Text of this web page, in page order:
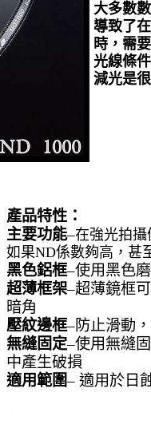
大多數
導致了
時，需
光​​線條
減光是
產品特性：
主要功能–在強光拍
如果ND係數夠​​高，甚
黑色鋁框–使用黑色
超薄框架–超薄鏡框
暗角
壓紋邊框–防止滑動
無縫固定–使用無縫
中產生破損
適用範圍– 適用於日